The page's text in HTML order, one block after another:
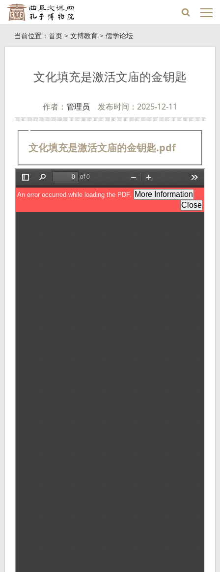
当前位置： 首页> 文博教育> 儒学论坛
文化填充是激活文庙的金钥匙
作者： 管理员 发布时间：2025-12-11
文化填充是激活文庙的金钥匙.pdf